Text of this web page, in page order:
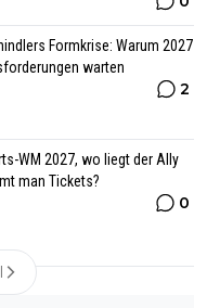
Formkrise: Warum 2027
warten
2
WM 2027, wo liegt der Ally
man Tickets?
0